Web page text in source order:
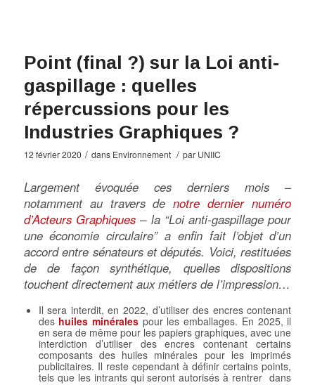
Point (final ?) sur la Loi anti-
gaspillage : quelles
répercussions pour les
Industries Graphiques ?
12 février 2020 / dans Environnement / par UNIIC
Largement évoquée ces derniers mois –
notamment au travers denotre dernier numéro
d’Acteurs Graphiques– la “Loi anti-gaspillage pour
une économie circulaire” a enfin fait l’objet d’un
accord entre sénateurs et députés. Voici, restituées
de de façon synthétique, quelles dispositions
touchent directement aux métiers de l’impression…
Il sera interdit, en 2022, d’utiliser des encres contenant
deshuiles minérales pour les emballages. En 2025, il
en sera de même pour les papiers graphiques, avec une
interdiction d’utiliser des encres contenant certains
composants des huiles minérales pour les imprimés
publicitaires. Il reste cependant à définir certains points,
tels que les intrants qui seront autorisés à rentrer dans